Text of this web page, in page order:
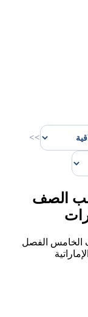
>>
الصف
الخامس الفصل